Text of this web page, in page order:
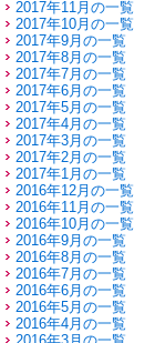
2017年11月の一覧
2017年10月の一覧
2017年9月の一覧
2017年8月の一覧
2017年7月の一覧
2017年6月の一覧
2017年5月の一覧
2017年4月の一覧
2017年3月の一覧
2017年2月の一覧
2017年1月の一覧
2016年12月の一覧
2016年11月の一覧
2016年10月の一覧
2016年9月の一覧
2016年8月の一覧
2016年7月の一覧
2016年6月の一覧
2016年5月の一覧
2016年4月の一覧